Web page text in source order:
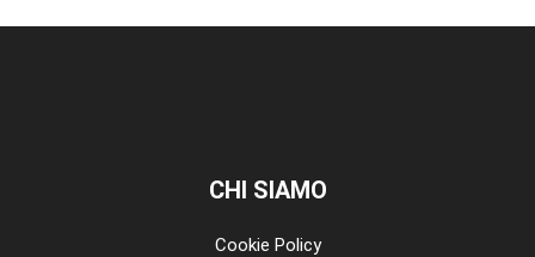
CHI SIAMO
Cookie Policy